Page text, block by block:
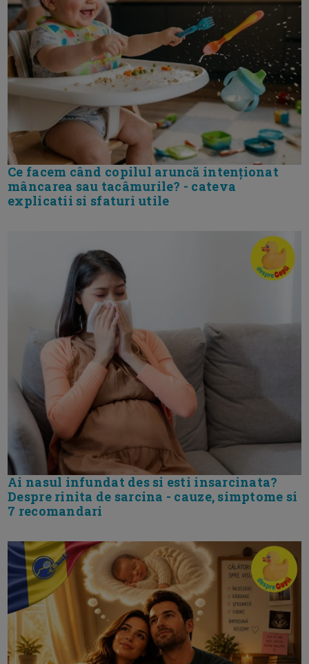
Ce facem când copilul aruncă intenționat
mâncarea sau tacâmurile? - cateva
explicatii si sfaturi utile
Ai nasul infundat des si esti insarcinata?
Despre rinita de sarcina - cauze, simptome si
7 recomandari